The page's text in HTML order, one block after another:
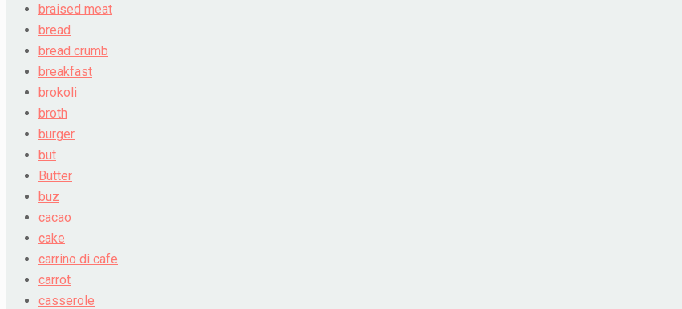
braised meat
bread
bread crumb
breakfast
brokoli
broth
burger
but
Butter
buz
cacao
cake
carrino di cafe
carrot
casserole